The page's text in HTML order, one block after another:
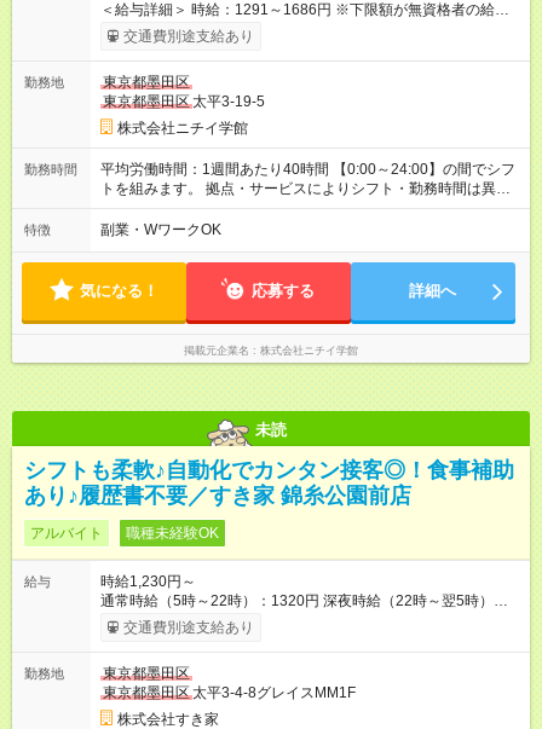
＜給与詳細＞ 時給：1291～1686円 ※下限額が無資格者の給与
です。 【試用期間】試用期間あり 試用期間の長さ：3ヶ月 雇用
形態、給与は本採用時と同じです。
交通費別途支給あり
勤務地
東京都墨田区
東京都墨田区太平3-19-5
株式会社ニチイ学館
勤務時間
平均労働時間：1週間あたり40時間 【0:00～24:00】の間でシフ
トを組みます。 拠点・サービスによりシフト・勤務時間は異な
ります。 ＜シフト例＞ 早番：7:30～16:30 日勤：9:00～18:00
遅番：10:30～19:30 夜勤：16:30～翌9:30 ※上記は一例です。
たり40時間 【0:00～24:00】の間でシフトを組みます。 拠点・
サービスによりシフト・勤務時間は異なります。 ＜シフト例＞
早番：7:30～16:30 日勤：9:00～18:00 遅番：10:30～19:30 夜
勤：16:30～翌9:30 ※上記は一例です。 ※勤務日数や時間帯はご
相談ください。
特徴 副業・WワークOK
気になる！ 応募する 詳細へ
掲載元企業名 株式会社ニチイ学館
未読
シフトも柔軟♪自動化でカンタン接客◎！食事補助
あり♪履歴書不要／すき家 錦糸公園前店
アルバイト 職種未経験OK
給与
時給1,230円～
通常時給（5時～22時）：1320円 深夜時給（22時～翌5時）：
1650円 高校生時給：1230円 【特別手当】早朝手当（5：00-9：
00）時給+150円 【試用期間】試用期間あり 試用期間の長さ：1
30日（※条件変更なし）ですが、切り上げで一ヶ月とさせてい
ただきます。 研修制度あり：15時間(研修中も同時給）
交通費別途支給あり
勤務地
東京都墨田区
東京都墨田区太平3-4-8グレイスMM1F
株式会社すき家